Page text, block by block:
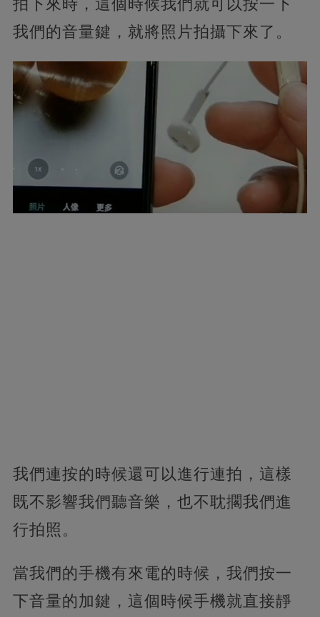
拍下來時，這個時候我們就可以按一下
我們的音量鍵，就將照片拍攝下來了。
我們連按的時候還可以進行連拍，這樣
既不影響我們聽音樂，也不耽擱我們進
行拍照。
當我們的手機有來電的時候，我們按一
下音量的加鍵，這個時候手機就直接靜